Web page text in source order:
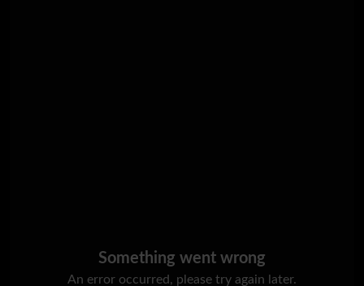
Something went wrong
An error occurred, please try again later.